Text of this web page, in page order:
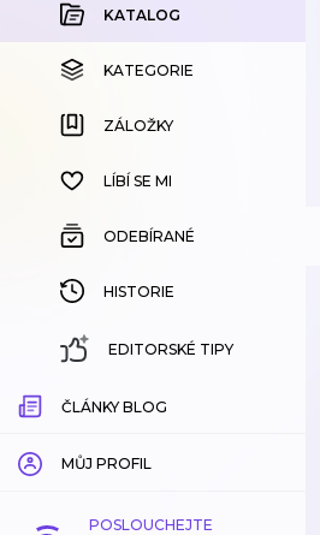
KOUPENÉ
KATEGORIE
ZÁLOŽKY
HISTORIE
KATALOG
KATEGORIE
ZÁLOŽKY
LÍBÍ SE MI
ODEBÍRANÉ
HISTORIE
EDITORSKÉ TIPY
ČLÁNKY BLOG
MŮJ PROFIL
POSLOUCHEJTE